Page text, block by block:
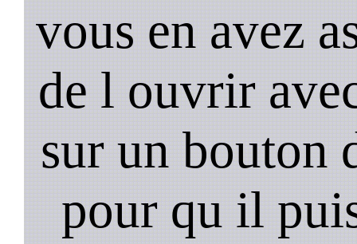
vous en avez
de l ouvrir
sur un bouton
pour qu il